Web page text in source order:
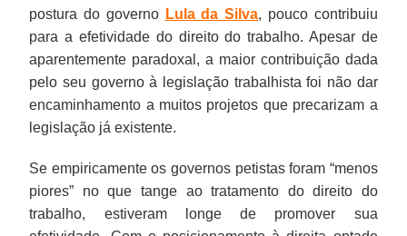
postura do governo Lula da Silva, pouco contribuiu
para a efetividade do direito do trabalho. Apesar de
aparentemente paradoxal, a maior contribuição dada
pelo seu governo à legislação trabalhista foi não dar
encaminhamento a muitos projetos que precarizam a
legislação já existente.
Se empiricamente os governos petistas foram “menos
piores” no que tange ao tratamento do direito do
trabalho, estiveram longe de promover sua